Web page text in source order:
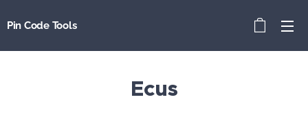
Pin Code Tools
Ecus